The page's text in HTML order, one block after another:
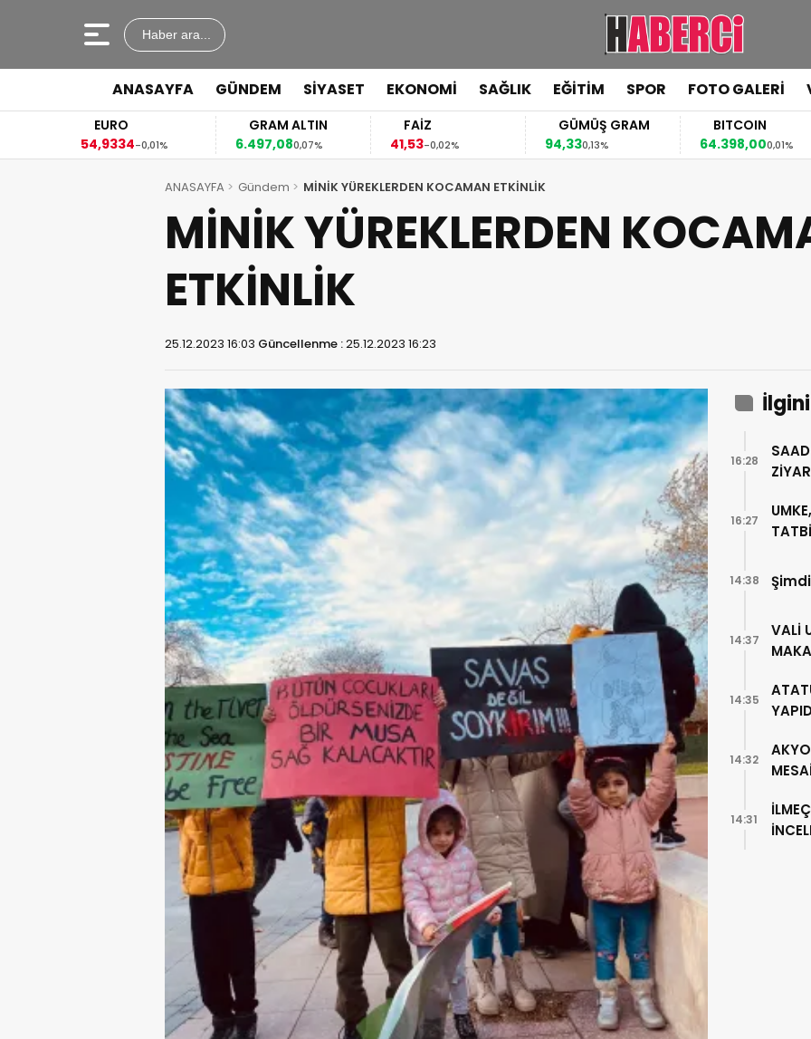
Haber ara...
ANASAYFA GÜNDEM SİYASET EKONOMİ SAĞLIK EĞİTİM SPOR FOTO GALERİ
54,9334-0,01%
GRAM ALTIN
6.497,080,07%
FAİZ
41,53
-0,02%
GÜMÜŞ GRAM
94,33
0,13%
BITCOIN
64.398,000,01%
ANASAYFA Gündem MİNİK YÜREKLERDEN KOCAMAN ETKİNLİK
MİNİK YÜREKLERDEN
ETKİNLİK
25.12.2023 16:03 Güncellenme :25.12.2023 16:23
16:28
16:27
14:38
VALİ
14:37
14:35
14:32
14:31